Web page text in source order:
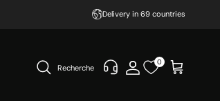
Delivery in 69 countries
Recherche
0